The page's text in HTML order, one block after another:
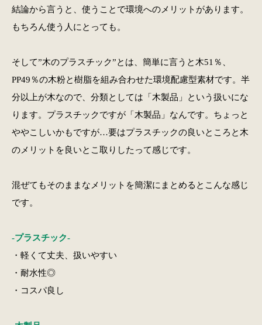
結論から言うと、使うことで環境へのメリットがあります。
もちろん使う人にとっても。
そして”木のプラスチック”とは、簡単に言うと木51％、
PP49％の木粉と樹脂を組み合わせた環境配慮型素材です。半
分以上が木なので、分類としては「木製品」という扱いにな
ります。プラスチックですが「木製品」なんです。ちょっと
ややこしいかもですが…要はプラスチックの良いところと木
のメリットを良いとこ取りしたって感じです。
混ぜてもそのままなメリットを簡潔にまとめるとこんな感じ
です。
-プラスチック-
・軽くて丈夫、扱いやすい
・耐水性◎
・コスパ良し